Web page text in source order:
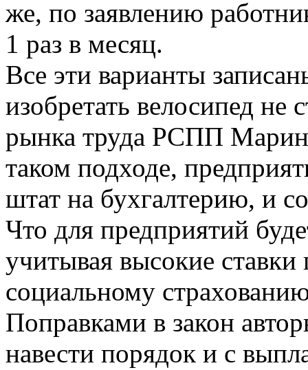
же, по заявлению
1 раз в месяц.
Все эти варианты
изобретать велосипед не
рынка труда РСПП
таком подходе,
штат на бухгалтерию, и
Что для предприятий
учитывая высокие
социальному
Поправками в закон
навести порядок и с